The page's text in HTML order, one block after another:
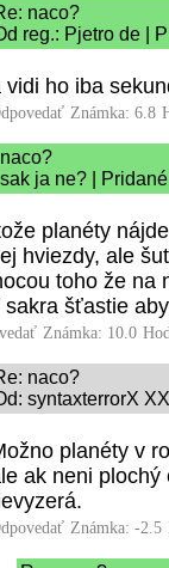
naco?
reg.: Pjetro de |
vidi ho iba
Známka: 6.8
ja ne? |
planéty
hviezdy, ale
toho že na
sakra šťastie
Známka: 10.0
naco?
syntaxterrorX
planéty v
ak neni plochý
Známka: -2.5